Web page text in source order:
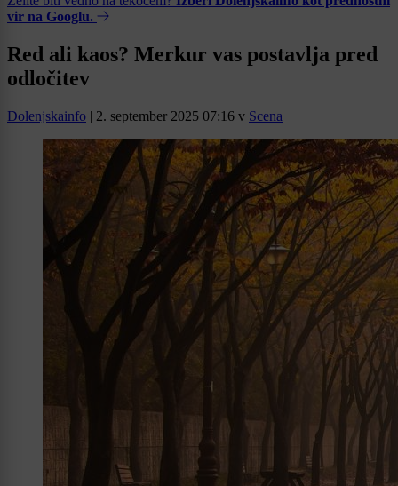
vir na Googlu.
Red ali kaos? Merkur vas postavlja pred
odločitev
Dolenjskainfo | 2. september 2025 07:16 v Scena